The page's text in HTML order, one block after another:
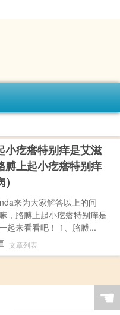
小疙瘩特别痒是艾滋
膊上起小疙瘩特别痒
来为大家解答以上的问
，胳膊上起小疙瘩特别痒是
起来看看吧！ 1、胳膊...
文章列表
☚